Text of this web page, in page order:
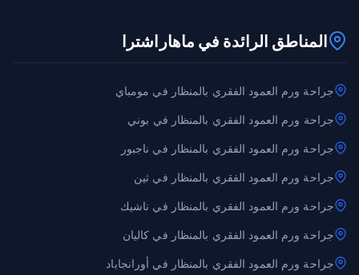
المناطق الرائدة في ماهاراشترا
جراحة ورم العمود الفقري بالمنظار في مومباي
جراحة ورم العمود الفقري بالمنظار في بوني
جراحة ورم العمود الفقري بالمنظار في ناجبور
جراحة ورم العمود الفقري بالمنظار في ثين
جراحة ورم العمود الفقري بالمنظار في ناشيك
جراحة ورم العمود الفقري بالمنظار في كاليان
جراحة ورم العمود الفقري بالمنظار في أورانجاباد